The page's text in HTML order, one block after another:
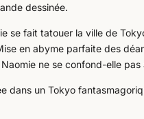
dessinée.
se fait tatouer la ville de
en abyme parfaite des
ne se confond-elle
dans un Tokyo